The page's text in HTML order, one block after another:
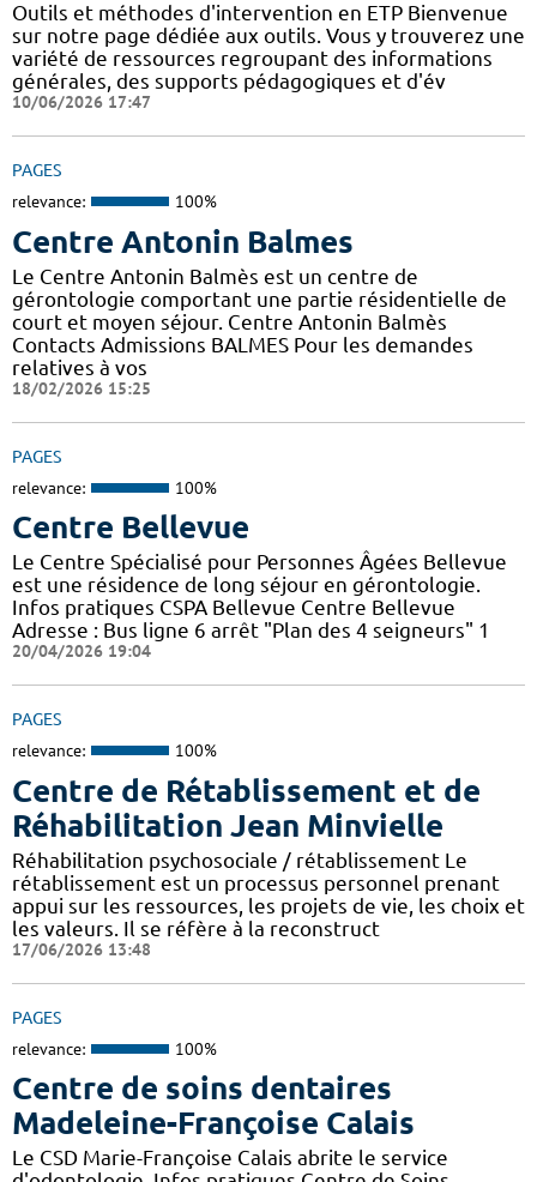
Outils et méthodes d'intervention en ETP Bienvenue
sur notre page dédiée aux outils. Vous y trouverez une
variété de ressources regroupant des informations
générales, des supports pédagogiques et d'év
10/06/2026 17:47
PAGES
relevance: 100%
Centre Antonin Balmes
Le Centre Antonin Balmès est un centre de
gérontologie comportant une partie résidentielle de
court et moyen séjour. Centre Antonin Balmès
Contacts Admissions BALMES Pour les demandes
relatives à vos
18/02/2026 15:25
PAGES
relevance: 100%
Centre Bellevue
Le Centre Spécialisé pour Personnes Âgées Bellevue
est une résidence de long séjour en gérontologie.
Infos pratiques CSPA Bellevue Centre Bellevue
Adresse : Bus ligne 6 arrêt "Plan des 4 seigneurs" 1
20/04/2026 19:04
PAGES
relevance: 100%
Centre de Rétablissement et de
Réhabilitation Jean Minvielle
Réhabilitation psychosociale / rétablissement Le
rétablissement est un processus personnel prenant
appui sur les ressources, les projets de vie, les choix et
les valeurs. Il se réfère à la reconstruct
17/06/2026 13:48
PAGES
relevance: 100%
Centre de soins dentaires
Madeleine-Françoise Calais
Le CSD Marie-Françoise Calais abrite le service